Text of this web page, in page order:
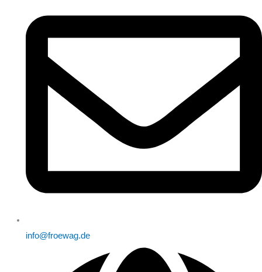
info@froewag.de